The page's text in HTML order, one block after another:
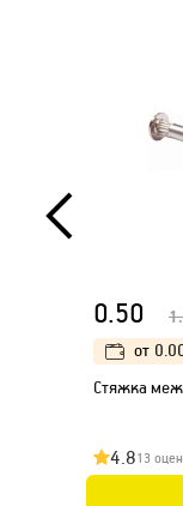
0.50
от
Стяжка
4.813